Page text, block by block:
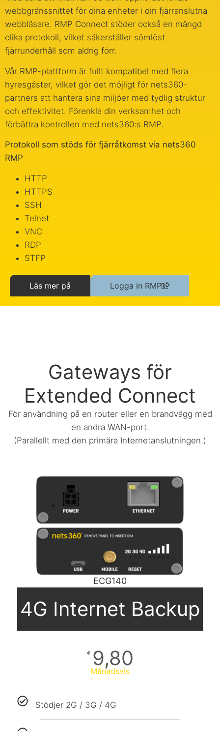
webbgränssnittet för dina enheter i din fjärranslutna
webbläsare. RMP Connect stöder också en mängd
olika protokoll, vilket säkerställer sömlöst
fjärrunderhåll som aldrig förr.
Vår RMP-plattform är fullt kompatibel med flera
hyresgäster, vilket gör det möjligt för nets360-
partners att hantera sina miljöer med tydlig struktur
och effektivitet. Förenkla din verksamhet och
förbättra kontrollen med nets360:s RMP.
Protokoll som stöds för fjärråtkomst via nets360
RMP
HTTP
HTTPS
SSH
Telnet
VNC
RDP
STFP
Läs mer på Logga in RMP
Gateways för
Extended Connect
För användning på en router eller en brandvägg med
en andra WAN-port.
(Parallellt med den primära Internetanslutningen.)
ECG140
4G Internet Backup
€ 9,80
Månadsvis
Stödjer 2G / 3G / 4G